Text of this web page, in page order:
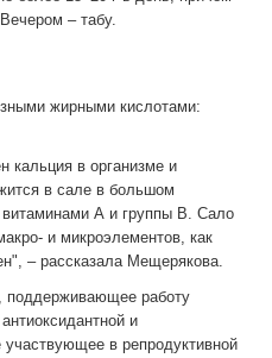
– табу.
жирными кислотами:
кальция в организме и
в сале в большом
витаминами А и группы B. Сало
и микроэлементов, как
– рассказала Мещерякова.
поддерживающее работу
и
участвующее в репродуктивной